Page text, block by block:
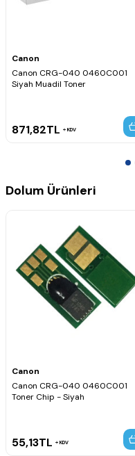
Canon
Canon CRG-040 0460C001
Siyah Muadil Toner
871,82TL KDV
Dolum Ürünleri
Canon
Canon CRG-040 0460C001
Toner Chip - Siyah
55,13TL KDV